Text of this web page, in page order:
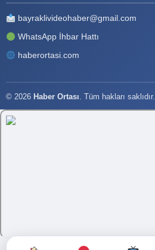
bayraklivideohaber@gmail.com
WhatsApp İhbar Hattı
haberortasi.com
© 2026 Haber Ortası. Tüm hakları saklıdır.